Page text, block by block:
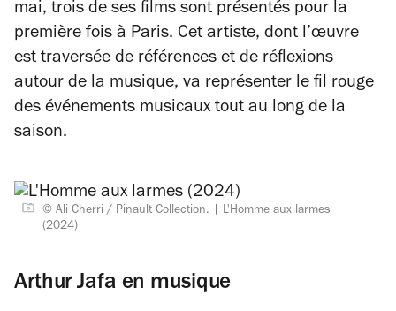
mai, trois de ses films sont présentés pour la
première fois à Paris. Cet artiste, dont l’œuvre
est traversée de références et de réflexions
autour de la musique, va représenter le fil rouge
des événements musicaux tout au long de la
saison.
© Ali Cherri / Pinault Collection.
L'Homme aux larmes
(2024)
Arthur Jafa en musique